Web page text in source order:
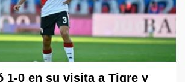
1-0 en su visita a Tigre y